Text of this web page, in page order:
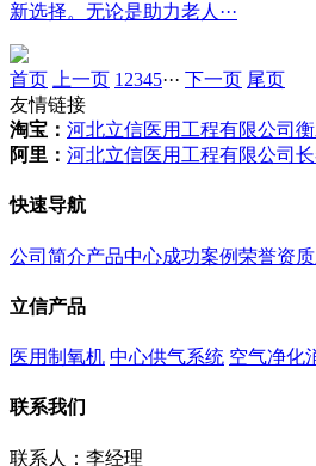
新选择。无论是助力老人···
首页 上一页 1 2345··· 下一页 尾页
友情链接
淘宝： 河北立信医用工程有限公司
阿里： 河北立信医用工程有限公司
快速导航
公司简介产品中心成功案例荣誉资质
立信产品
医用制氧机 中心供气系统 空气净化
联系我们
联系人：李经理